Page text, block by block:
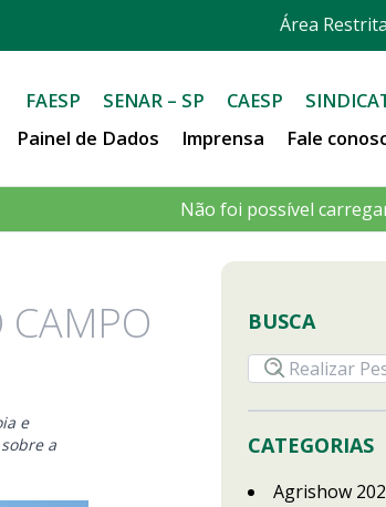
Área Restrita
FAESP SENAR – SP CAESP
Painel de Dados Imprensa Fale
Não foi possível
CAMPO
e
a
BUSCA
CATEGORIAS
Agrishow